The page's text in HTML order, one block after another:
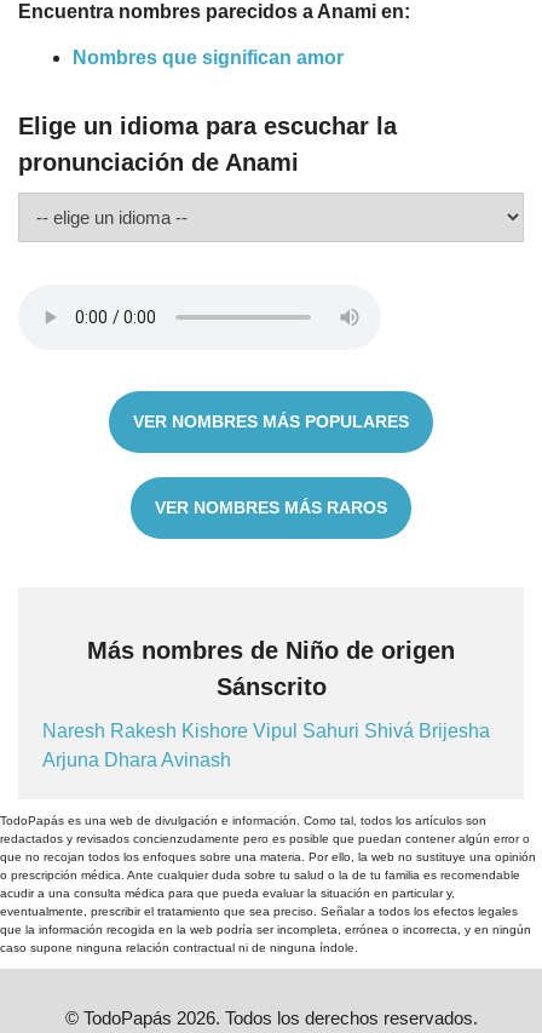
Encuentra nombres parecidos a Anami en:
Nombres que significan amor
Elige un idioma para escuchar la
pronunciación de Anami
VER NOMBRES MÁS POPULARES
VER NOMBRES MÁS RAROS
Más nombres de Niño de origen
Sánscrito
Naresh Rakesh Kishore Vipul Sahuri Shivá Brijesha
Arjuna Dhara Avinash
TodoPapás es una web de divulgación e información. Como tal, todos los artículos son
redactados y revisados concienzudamente pero es posible que puedan contener algún error o
que no recojan todos los enfoques sobre una materia. Por ello, la web no sustituye una opinión
o prescripción médica. Ante cualquier duda sobre tu salud o la de tu familia es recomendable
acudir a una consulta médica para que pueda evaluar la situación en particular y,
eventualmente, prescribir el tratamiento que sea preciso. Señalar a todos los efectos legales
que la información recogida en la web podría ser incompleta, errónea o incorrecta, y en ningún
caso supone ninguna relación contractual ni de ninguna índole.
© TodoPapás 2026. Todos los derechos reservados.